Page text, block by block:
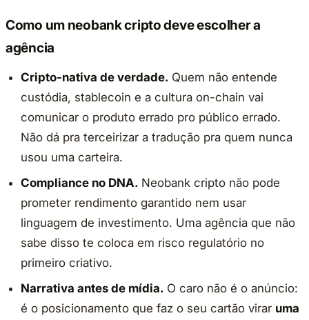
Como um neobank cripto deve escolher a
agência
Cripto-nativa de verdade. Quem não entende
custódia, stablecoin e a cultura on-chain vai
comunicar o produto errado pro público errado.
Não dá pra terceirizar a tradução pra quem nunca
usou uma carteira.
Compliance no DNA. Neobank cripto não pode
prometer rendimento garantido nem usar
linguagem de investimento. Uma agência que não
sabe disso te coloca em risco regulatório no
primeiro criativo.
Narrativa antes de mídia. O caro não é o anúncio:
é o posicionamento que faz o seu cartão virar uma